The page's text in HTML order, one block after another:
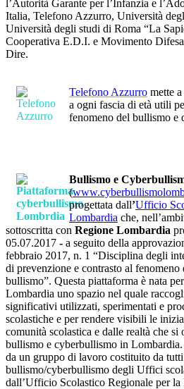
l’Autorità Garante per l’Infanzia e
Italia, Telefono Azzurro, Università
Università degli studi di Roma “La
Cooperativa E.D.I. e Movimento
Dire.
Telefono Azzurro mette
a ogni fascia di età utili
fenomeno del bullismo e
Bullismo e
(
progettata dall’Ufficio
Lombardia che,
sottoscritta con Regione Lombardia
05.07.2017 - a seguito della
febbraio 2017, n. 1 “Disciplina degli
di prevenzione e contrasto al
bullismo”. Questa piattaforma è nata
Lombardia uno spazio nel quale
significativi utilizzati, sperimentati e
scolastiche e per rendere visibili le
comunità scolastica e dalle realtà che
bullismo e cyberbullismo in
da un gruppo di lavoro costituito da
bullismo/cyberbullismo degli Uffici
dall’Ufficio Scolastico Regionale per la